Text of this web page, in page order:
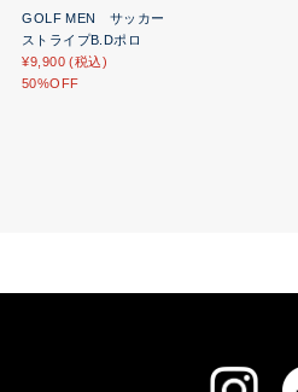
GOLF MEN サッカー
ストライプB.Dポロ
¥9,900 (税込)
50%OFF